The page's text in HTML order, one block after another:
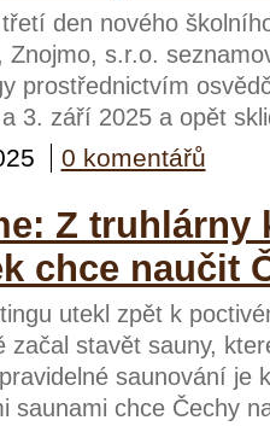
den nového
Znojmo, s.r.o.
prostřednictvím
3. září 2025 a opět
0 komentářů
Z truhlárny
chce naučit
utekl zpět k
začal stavět sauny,
saunování je
saunami chce Čechy